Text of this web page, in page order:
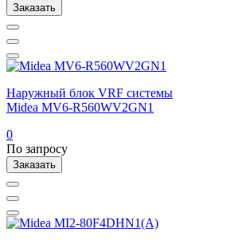
Заказать
Наружный блок VRF системы
Midea MV6-R560WV2GN1
0
По запросу
Заказать